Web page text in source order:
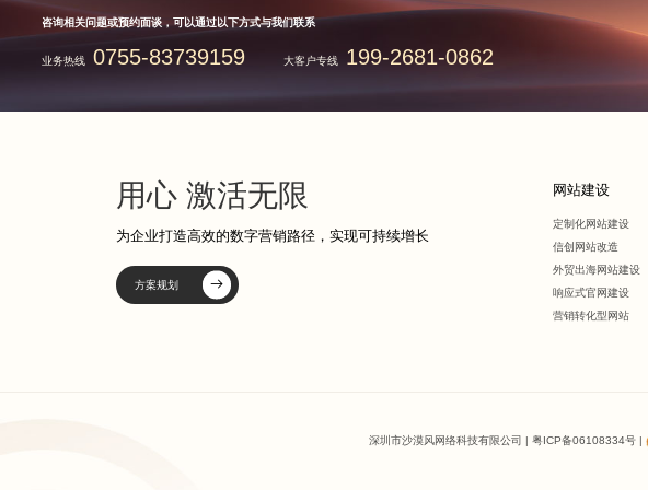
咨询相关问题或预约面谈，可以通过以下方式与我们联系
业务热线 0755-83739159 大客户专线 199-2681-0862
用心 激活无限
为企业打造高效的数字营销路径，实现可持续增长
方案规划
网站建设
定制化网站建设
信创网站改造
外贸出海网站建设
响应式官网建设
营销转化型网站
深圳市沙漠风网络科技有限公司 |粤ICP备06108334号 |